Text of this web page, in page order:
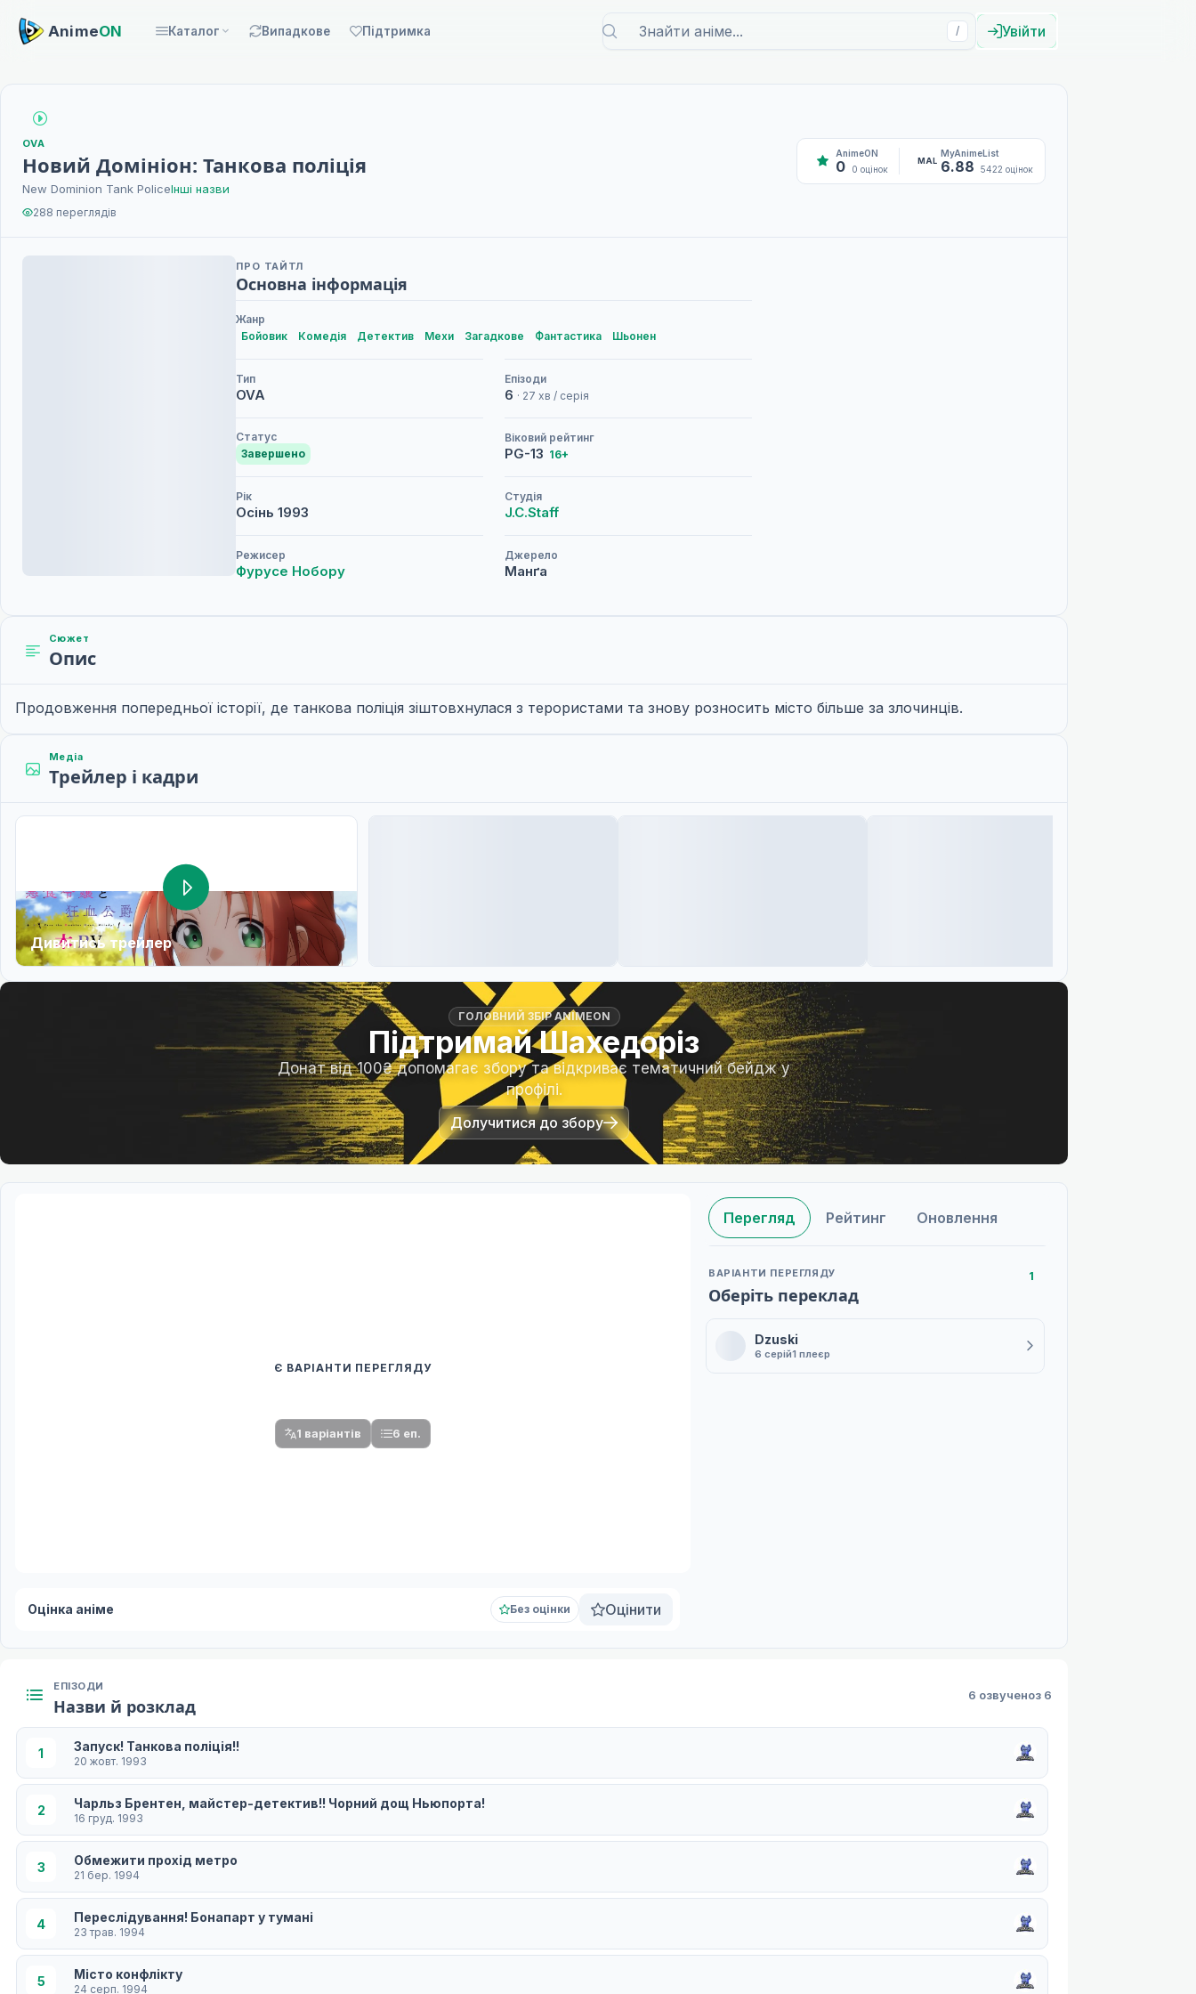
AnimeON Каталог Випадкове Підтримка / Увійти
OVA
Новий Домініон: Танкова поліція
New Dominion Tank PoliceІнші назви
288 переглядів
AnimeON
0 0 оцінок
MAL
MyAnimeList
6.88 5422 оцінок
ПРО ТАЙТЛ
Основна інформація
Жанр
Бойовик
Комедія Детектив Мехи Загадкове Фантастика Шьонен
Тип
OVA
Епізоди
6 · 27 хв / серія
Статус
Завершено
Віковий рейтинг
PG-13 16+
Рік
Осінь 1993
Студія
J.C.Staff
Режисер
Фурусе Нобору
Джерело
Манґа
Сюжет
Опис
Продовження попередньої історії, де танкова поліція зіштовхнулася з терористами та знову розносить місто більше за злочинців.
Медіа
Трейлер і кадри
Дивитись трейлер
ГОЛОВНИЙ ЗБІР ANIMEON
Підтримай Шахедоріз
Донат від 100₴ допомагає збору та відкриває тематичний бейдж у
профілі.
Долучитися до збору
Є ВАРІАНТИ ПЕРЕГЛЯДУ
1 варіантів 6 еп.
Оцінка аніме Без оцінки Оцінити
Перегляд Рейтинг Оновлення
ВАРІАНТИ ПЕРЕГЛЯДУ
Оберіть переклад
1
Dzuski
6 серій1 плеєр
ЕПІЗОДИ
Назви й розклад
6 озвученоз 6
1 Запуск! Танкова поліція!!
20 жовт. 1993
2 Чарльз Брентен, майстер-детектив!! Чорний дощ Ньюпорта!
16 груд. 1993
3 Обмежити прохід метро
21 бер. 1994
4 Переслідування! Бонапарт у тумані
23 трав. 1994
5 Місто конфлікту
24 серп. 1994